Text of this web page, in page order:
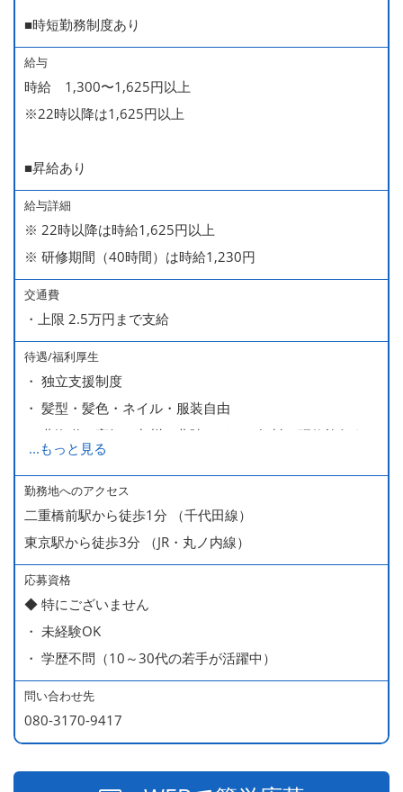
■時短勤務制度あり
給与
時給 1,300〜1,625円以上
※22時以降は1,625円以上
■昇給あり
給与詳細
※ 22時以降は時給1,625円以上
※ 研修期間（40時間）は時給1,230円
交通費
・上限 2.5万円まで支給
待遇/福利厚生
・ 独立支援制度
・ 髪型・髪色・ネイル・服装自由
・ 北海道や高知、九州、北陸などへの無料の研修旅行あり
ます
・ 無料の美味しい まかない食 あり
...もっと見る
勤務地へのアクセス
二重橋前駅から徒歩1分 （千代田線）
東京駅から徒歩3分 （JR・丸ノ内線）
応募資格
◆ 特にございません
・ 未経験OK
・ 学歴不問（10～30代の若手が活躍中）
問い合わせ先
080-3170-9417